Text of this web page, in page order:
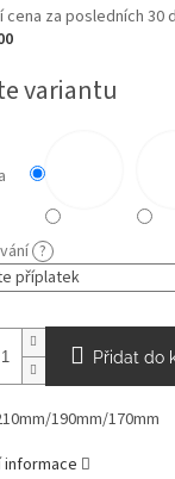
cena za posledních
variantu
?
Přidat do
190mm/170mm
informace